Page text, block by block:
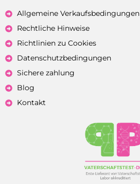
Allgemeine Verkaufsbedingungen
Rechtliche Hinweise
Richtlinien zu Cookies
Datenschutzbedingungen
Sichere zahlung
Blog
Kontakt